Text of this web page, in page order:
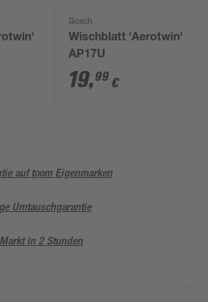
Bosch
Wischblatt 'Aerotwin'
AP17U
19,99 €
auf toom Eigenmarken
Umtauschgarantie
in 2 Stunden